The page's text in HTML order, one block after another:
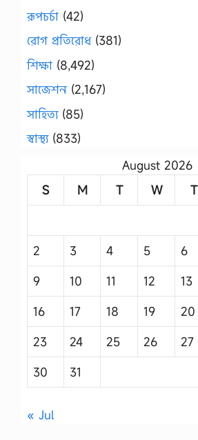
রূপচর্চা (42)
রোগ প্রতিরোধ(381)
শিক্ষা (8,492)
সাজেশন (2,167)
সাহিত্য(85)
স্বাস্থ্য(833)
August 2026
S
M T W T
2
3 4 5 6
9
10 11 12 13
16
17 18 19 20
23
24 25 26 27
30
31
« Jul